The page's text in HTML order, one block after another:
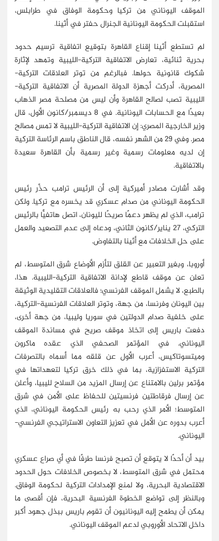
الموقف اليوناني من تركيا وحكومة الوفاق في طرابلس،
استقبلت الحكومة اليونانية الجنرال حفتر في أثينا.
لم تستطع أثينا إقناع القاهرة بتوقيع اتفاقية ترسيم حدود
بحرية ثنائية، تعارض الاتفاقية التركية-الليبية وتمهد لإثارة
شكوك قانونية حولها. فبالرغم من توتر العلاقات التركية-
المصرية، أدركت أجهزة الدولة المصرية أن الاتفاقية التركية-
الليبية تصب لصالح القاهرة وأن ليس من مصلحة مصر الذهاب
بعيدًا مع الحسابات اليونانية. في 8 ديسمبر/كانون الأول، قال
وزير الخارجية المصري: إن الاتفاقية التركية-الليبية لا تمس مصالح
مصر. وفي 29 من الشهر نفسه، قال الناطق باسم الرئاسة التركية
إن لديه معلومات رسمية وغير رسمية بأن القاهرة سعيدة
بالاتفاقية.
وقد أشارت مصادر أميركية إلى أن الرئيس ترامب حذَّر رئيس
الحكومة اليوناني من صدام عسكري قد يخسره مع تركيا. ولكن
ترامب، الذي لم يظهر دعمًا صريحًا لليونان، اتصل هاتفيًّا بالرئيس
التركي، 27 يناير/كانون الثاني، ودعاه إلى عدم التصعيد والعمل
على حل الخلافات مع أثينا بالتفاوض.
أوروبا، وبغير التعبير عن القلق لتأزم الأوضاع شرق المتوسط، لم
تعلن عن موقف قاطع لإدانة الاتفاقية التركية-الليبية. هذا،
بالطبع، لا يشمل الموقف الفرنسي؛ فالعلاقات التقليدية الوثيقة
بين اليونان وفرنسا، من جهة، وتوتر العلاقات الفرنسية-التركية،
على خلفية صدام الدولتين في سوريا وليبيا، من جهة أخرى،
دفعت باريس إلى اتخاذ موقف صريح في مساندة الموقف
اليوناني. في المؤتمر الصحفي الذي عقده ماكرون
وميتسوتاكيس، أعرب الأول عن قلقه مما أسماه بالتصرفات
التركية الاستفزازية، بما في ذلك خرق تركيا لتعهداتها في
مؤتمر برلين بالامتناع عن إرسال المزيد من السلاح لليبيا، وأعلن
عن إرسال فرقاطتين فرنسيتين للحفاظ على الأمن في شرق
المتوسط؛ الأمر الذي رحب به رئيس الحكومة اليوناني، الذي
أعرب بدوره عن الأمل في تعزيز التعاون الاستراتيجي الفرنسي-
اليوناني.
بيد أن أحدًا لا يتوقع أن تصبح فرنسا طرفًا في أي صراع عسكري
محتمل في شرق المتوسط، لا بخصوص الخلافات حول الحدود
الاقتصادية البحرية، ولا لمنع الإمدادات التركية لحكومة الوفاق.
وبالنظر إلى تواضع الخطوة الفرنسية البحرية، فإن أقصى ما
يمكن أن يطمح إليه اليونانيون أن تقوم باريس ببذل جهود أكبر
داخل الاتحاد الأوروبي لدعم الموقف اليوناني.